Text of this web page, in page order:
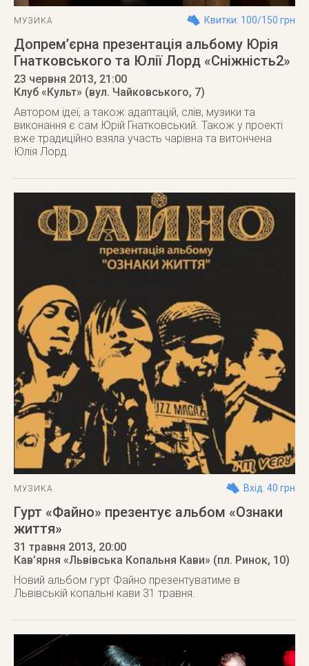
МУЗИКА Квитки: 100/150 грн
Допрем’єрна презентація альбому Юрія
Гнатковського та Юлії Лорд «Сніжність2»
23 червня 2013, 21:00
Клуб «Культ» (вул. Чайковського, 7)
Автором ідеї, а також адаптацій, слів, музики та
виконання є сам Юрій Гнатковський. Також у проекті
вже традиційно взяла участь чарівна та витончена
Юлія Лорд.
МУЗИКА Вхід: 40 грн
Гурт «Файно» презентує альбом «Ознаки
життя»
31 травня 2013, 20:00
Кав’ярня «Львівська Копальня Кави» (пл. Ринок, 10)
Новий альбом гурт Файно презентуватиме в
Львівській копальні кави 31 травня.